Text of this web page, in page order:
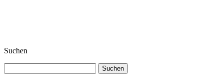
Suchen
nach: